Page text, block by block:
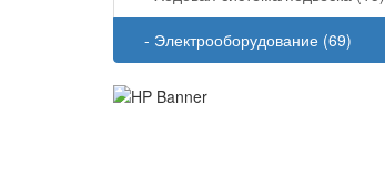
- Электрооборудование (69)